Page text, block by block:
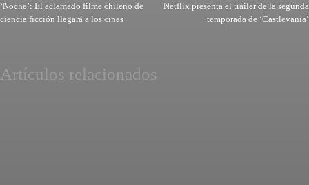
‘Noche’: El aclamado filme chileno de
ciencia ficción llegará a los cines
Netflix presenta el tráiler de la segunda
temporada de ‘Castlevania’
Artículos relacionados